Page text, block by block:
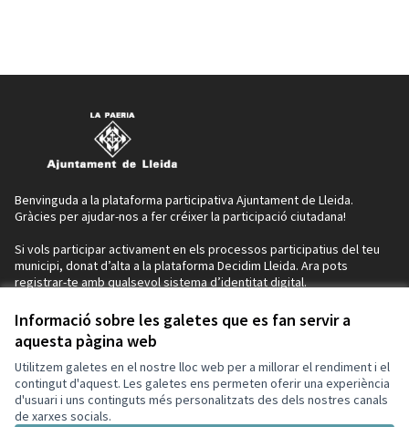
Informació sobre les galetes que es fan servir a
aquesta pàgina web
Utilitzem galetes en el nostre lloc web per a millorar el rendiment i el
contingut d'aquest. Les galetes ens permeten oferir una experiència
d'usuari i uns continguts més personalitzats des dels nostres canals
de xarxes socials.
Benvinguda a la plataforma participativa Ajuntament de Lleida.
Gràcies per ajudar-nos a fer créixer la participació ciutadana!
Si vols participar activament en els processos participatius del teu
municipi, donat d’alta a la plataforma Decidim Lleida. Ara pots
registrar-te amb qualsevol sistema d’identitat digital.
seguint els passos indicats en aquest enllaç: https://idcatmobil.cat/
(Enllaç extern)
Decidim
Inici
Processos